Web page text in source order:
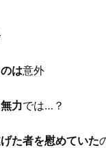
は意外
無力では…？
た者を慰めていた